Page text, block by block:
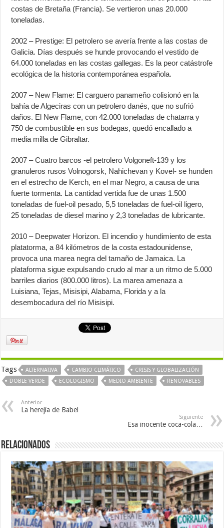
costas de Bretaña (Francia). Se vertieron unas 20.000
toneladas.
2002 – Prestige: El petrolero se avería frente a las costas de
Galicia. Días después se hunde provocando el vestido de
64.000 toneladas en las costas gallegas. Es la peor catástrofe
ecológica de la historia contemporánea española.
2007 – New Flame: El carguero panameño colisionó en la
bahía de Algeciras con un petrolero danés, que no sufrió
daños. El New Flame, con 42.000 toneladas de chatarra y
750 de combustible en sus bodegas, quedó encallado a
media milla de Gibraltar.
2007 – Cuatro barcos -el petrolero Volgoneft-139 y los
granuleros rusos Volnogorsk, Nahichevan y Kovel- se hunden
en el estrecho de Kerch, en el mar Negro, a causa de una
fuerte tormenta. La cantidad vertida fue de unas 1.500
toneladas de fuel-oil pesado, 5,5 toneladas de fuel-oil ligero,
25 toneladas de diesel marino y 2,3 toneladas de lubricante.
2010 – Deepwater Horizon. El incendio y hundimiento de esta
platatorma, a 84 kilómetros de la costa estadounidense,
provoca una marea negra del tamaño de Jamaica. La
plataforma sigue expulsando crudo al mar a un ritmo de 5.000
barriles diarios (800.000 litros). La marea amenaza a
Luisiana, Tejas, Misisipi, Alabama, Florida y a la
desembocadura del río Misisipi.
Tags ALTERNATIVA CAMBIO CLIMÁTICO
CRISIS Y GLOBALIZACIÓN
DOBLE VERDE
ECOLOGISMO MEDIO AMBIENTE RENOVABLES
Anterior
La herejía de Babel
Siguiente
Esa inocente coca-cola…
Relacionados